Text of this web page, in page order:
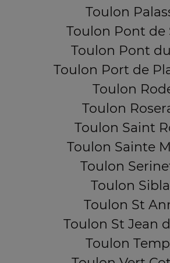
Toulon
Toulon Pont de
Toulon Pont
Toulon Port de
Toulon
Toulon
Toulon Saint
Toulon Sainte
Toulon
Toulon
Toulon St
Toulon St Jean
Toulon